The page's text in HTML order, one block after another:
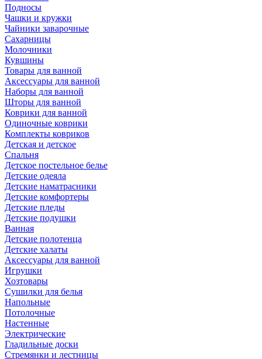
Подносы
Чашки и кружки
Чайники заварочные
Сахарницы
Молочники
Кувшины
Товары для ванной
Аксессуары для ванной
Наборы для ванной
Шторы для ванной
Коврики для ванной
Одиночные коврики
Комплекты ковриков
Детская и детское
Спальня
Детское постельное белье
Детские одеяла
Детские наматрасники
Детские комфортеры
Детские пледы
Детские подушки
Ванная
Детские полотенца
Детские халаты
Аксессуары для ванной
Игрушки
Хозтовары
Сушилки для белья
Напольные
Потолочные
Настенные
Электрические
Гладильные доски
Стремянки и лестницы